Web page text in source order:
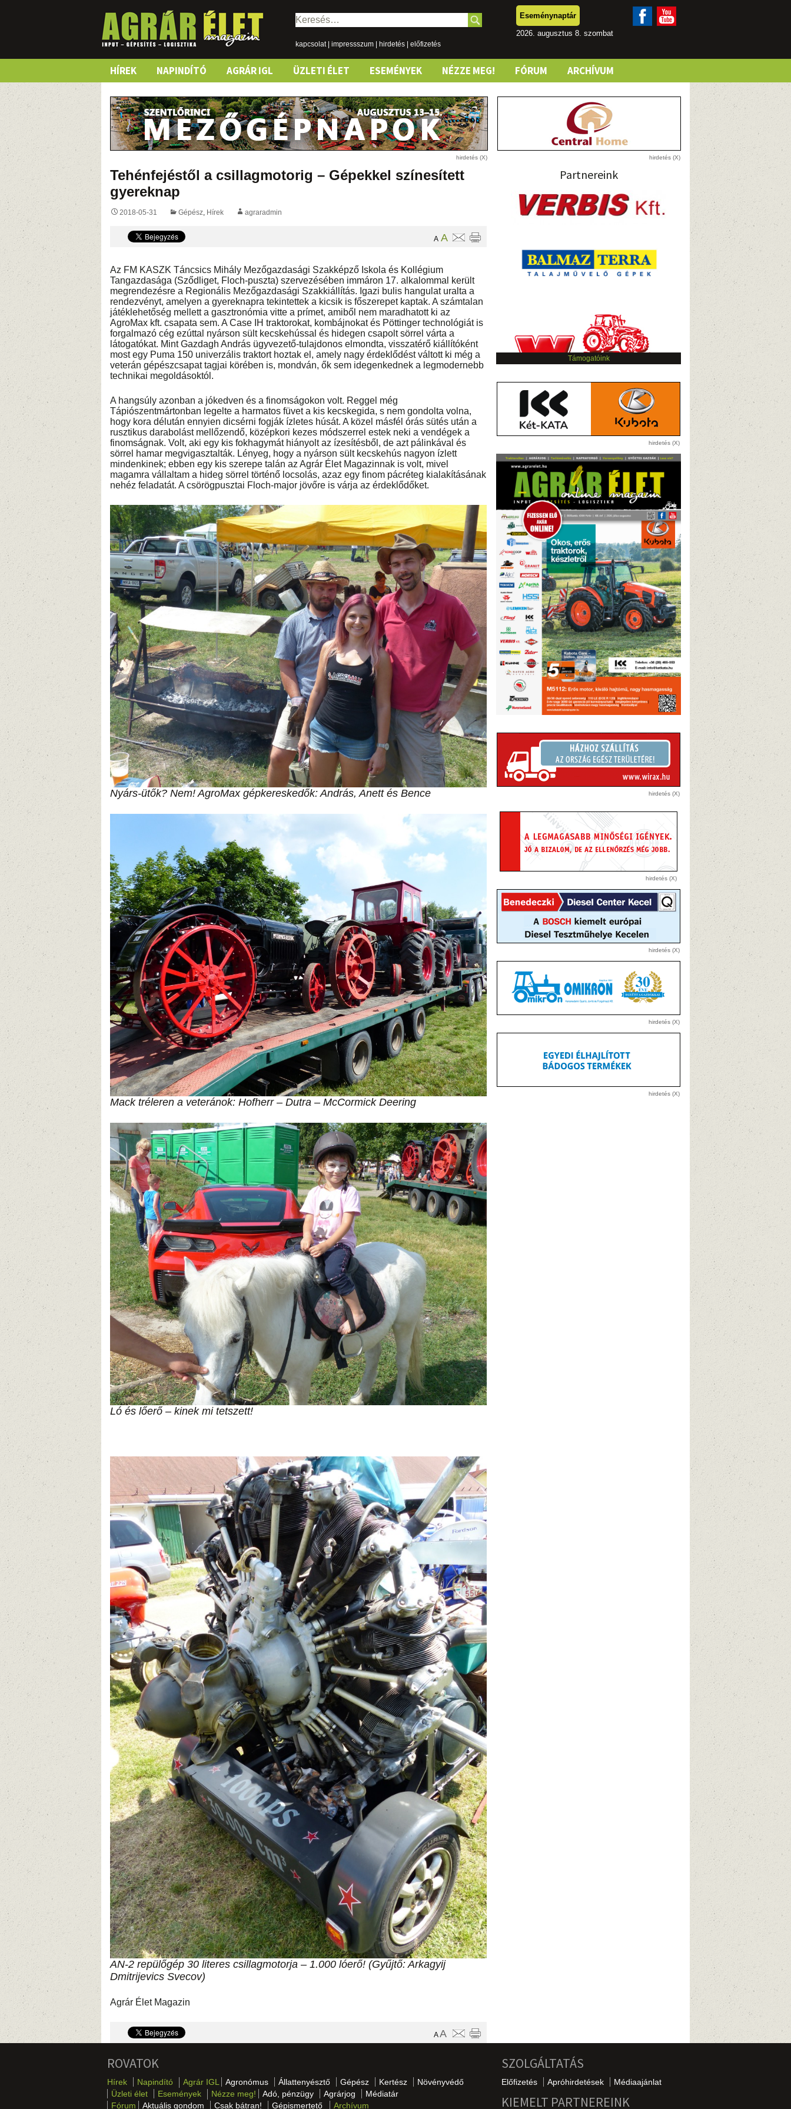
Keresés:
kapcsolat| impressszum hirdetés előfizetés
Eseménynaptár
2026. augusztus 8. szombat
Skip
content
HÍREK NAPINDÍTÓ AGRÁR IGL ÜZLETI ÉLET ESEMÉNYEK NÉZZE MEG! FÓRUM ARCHÍVUM
Tehénfejéstől a csillagmotorig – Gépekkel színesített
gyereknap
2018-05-31 Gépész, Hírek agraradmin
A A
Az FM KASZK Táncsics Mihály Mezőgazdasági Szakképző Iskola és Kollégium
Tangazdasága (Sződliget, Floch-puszta) szervezésében immáron 17. alkalommal került
megrendezésre a Regionális Mezőgazdasági Szakkiállítás. Igazi bulis hangulat uralta a
rendezvényt, amelyen a gyereknapra tekintettek a kicsik is főszerepet kaptak. A számtalan
játéklehetőség mellett a gasztronómia vitte a prímet, amiből nem maradhatott ki az
AgroMax kft. csapata sem. A Case IH traktorokat, kombájnokat és Pöttinger technológiát is
forgalmazó cég ezúttal nyárson sült kecskehússal és hidegen csapolt sörrel várta a
látogatókat. Mint Gazdagh András ügyvezető-tulajdonos elmondta, visszatérő kiállítóként
most egy Puma 150 univerzális traktort hoztak el, amely nagy érdeklődést váltott ki még a
veterán gépészcsapat tagjai körében is, mondván, ők sem idegenkednek a legmodernebb
technikai megoldásoktól.
A hangsúly azonban a jókedven és a finomságokon volt. Reggel még
Tápiószentmártonban legelte a harmatos füvet a kis kecskegida, s nem gondolta volna,
hogy kora délután ennyien dicsérni fogják ízletes húsát. A közel másfél órás sütés után a
rusztikus darabolást mellőzendő, középkori kezes módszerrel estek neki a vendégek a
finomságnak. Volt, aki egy kis fokhagymát hiányolt az ízesítésből, de azt pálinkával és
sörrel hamar megvigasztalták. Lényeg, hogy a nyárson sült kecskehús nagyon ízlett
mindenkinek; ebben egy kis szerepe talán az Agrár Élet Magazinnak is volt, mivel
magamra vállaltam a hideg sörrel történő locsolás, azaz egy finom pácréteg kialakításának
nehéz feladatát. A csörögpusztai Floch-major jövőre is várja az érdeklődőket.
Nyárs-ütők? Nem! AgroMax gépkereskedők: András, Anett és Bence
Mack tréleren a veteránok: Hofherr – Dutra – McCormick Deering
Ló és lőerő – kinek mi tetszett!
AN-2 repülőgép 30 literes csillagmotorja – 1.000 lóerő! (Gyűjtő: Arkagyij
Dmitrijevics Svecov)
Agrár Élet Magazin
A A
Partnereink
ROVATOK
Hírek Napindító Agrár IGL Agronómus Állattenyésztő Gépész Kertész
Növényvédő
Üzleti élet
Események Nézze meg! Adó, pénzügy Agrárjog
Médiatár
Fórum
Aktuális gondom Csak bátran! Gépismertető Archívum
SZOLGÁLTATÁS
Előfizetés Apróhirdetések Médiaajánlat
KIEMELT PARTNEREINK